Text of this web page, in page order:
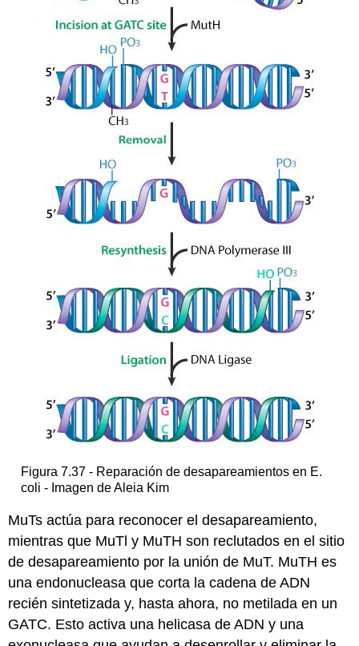
Figura 7.37 - Reparación de desapareamientos en E.
coli - Imagen de Aleia Kim
MuTs actúa para reconocer el desapareamiento,
mientras que MuTl y MuTH son reclutados en el sitio
de desapareamiento por la unión de MuT. MuTH es
una endonucleasa que corta la cadena de ADN
recién sintetizada y, hasta ahora, no metilada en un
GATC. Esto activa una helicasa de ADN y una